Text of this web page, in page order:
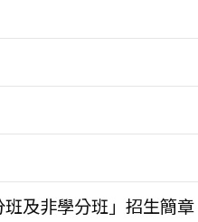
及非學分班」招生簡